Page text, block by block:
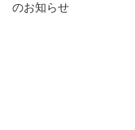
のお知らせ